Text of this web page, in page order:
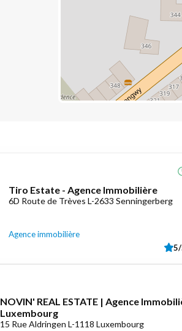
Tiro Estate - Agence Immobilière
6D Route de Trèves L-2633 Senningerberg
Agence immobilière
NOVIN' REAL ESTATE | Agence
Luxembourg
15 Rue Aldringen L-1118 Luxembourg